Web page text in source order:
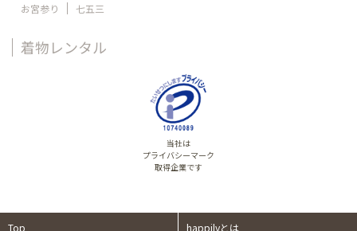
お宮参り 七五三
着物レンタル
当社は
プライバシーマーク
取得企業です
Top happilyとは